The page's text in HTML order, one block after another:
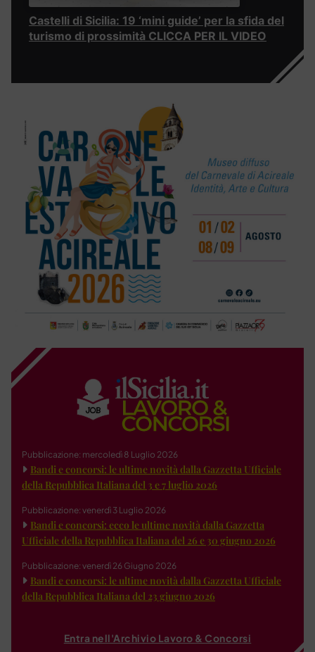
Castelli di Sicilia: 19 ‘mini guide’ per la sfida del
turismo di prossimità CLICCA PER IL VIDEO
Pubblicazione: mercoledì 8 Luglio 2026
Bandi e concorsi: le ultime novità dalla Gazzetta Ufficiale
della Repubblica Italiana del 3 e 7 luglio 2026
Pubblicazione: venerdì 3 Luglio 2026
Bandi e concorsi: ecco le ultime novità dalla Gazzetta
Ufficiale della Repubblica Italiana del 26 e 30 giugno 2026
Pubblicazione: venerdì 26 Giugno 2026
Bandi e concorsi: le ultime novità dalla Gazzetta Ufficiale
della Repubblica Italiana del 23 giugno 2026
Entra nell'Archivio Lavoro & Concorsi